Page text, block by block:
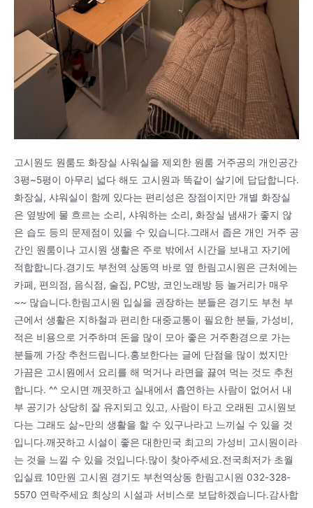
고시원도 원룸도 화장실 사워실을 제외한 원룸 거주공의 개인공간
3평~5평이 아무리 넓다 해도 고시원과 똑같이 살기에 답답합니다.
화장실, 샤워실이 함께 있다는 편리성은 장점이지만 개별 화장실
은 옆방에 물 흐르는 소리, 샤워하는 소리, 화장실 냄새가 좋지 않
은 습도 등의 문제점이 있을 수 있습니다.그래서 좁은 개인 거주 공
간인 원룸이나 고시원 생활은 주로 밖에서 시간을 보내고 자기에
적합합니다.경기도 부천역 상동역 바로 옆 한림고시원은 근처에는
카페, 편의점, 음식점, 술집, PC방, 코인노래방 등 놀거리가 매우
~~ 많습니다.한림고시원 입실을 권장하는 분들은 경기도 부천 부
근에서 생활은 지하철과 편리한 대중교통이 필요한 분들, 가성비,
적은 비용으로 거주하며 돈을 많이 모아 좋은 거주환경으로 가는
분들께 가장 추천드립니다.홍보한다는 글에 단점을 많이 썼지만
가끔은 고시원에서 요리를 해 먹거나 라면을 끓여 먹는 것도 추천
합니다. ^^ 오시면 깨끗하고 실내에서 흡연하는 사람이 없어서 내
부 공기가 상당히 잘 유지되고 있고, 사람이 타고 오래된 고시원보
다는 그래도 삶~만의 생활을 할 수 있구나라고 느끼실 수 있을 것
입니다.깨끗하고 시설이 좋은 대한민국 최고의 가성비 고시원이라
는 것을 느낄 수 있을 것입니다.많이 찾아주세요.전국최저가 초월
입실료 10만원 고시원 경기도 부천역상동 한림고시원 032-328-
5570 연락주세요 최상의 시설과 서비스로 보답하겠습니다.감사합